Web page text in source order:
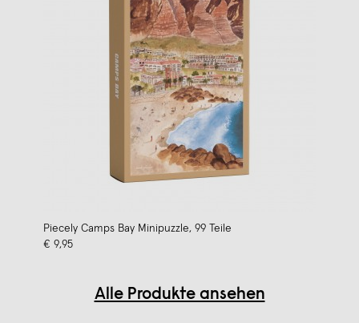
Piecely Camps Bay Minipuzzle, 99 Teile
€ 9,95
Alle Produkte ansehen